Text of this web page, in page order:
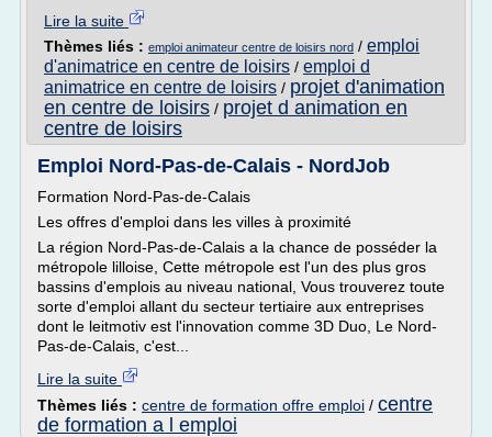
Lire la suite
Thèmes liés : emploi animateur centre de loisirs nord / emploi
d'animatrice en centre de loisirs / emploi d
animatrice en centre de loisirs / projet d'animation
en centre de loisirs / projet d animation en
centre de loisirs
Emploi Nord-Pas-de-Calais - NordJob
Formation Nord-Pas-de-Calais
Les offres d'emploi dans les villes à proximité
La région Nord-Pas-de-Calais a la chance de posséder la
métropole lilloise, Cette métropole est l'un des plus gros
bassins d'emplois au niveau national, Vous trouverez toute
sorte d'emploi allant du secteur tertiaire aux entreprises
dont le leitmotiv est l'innovation comme 3D Duo, Le Nord-
Pas-de-Calais, c'est...
Lire la suite
Thèmes liés : centre de formation offre emploi / centre
de formation a l emploi